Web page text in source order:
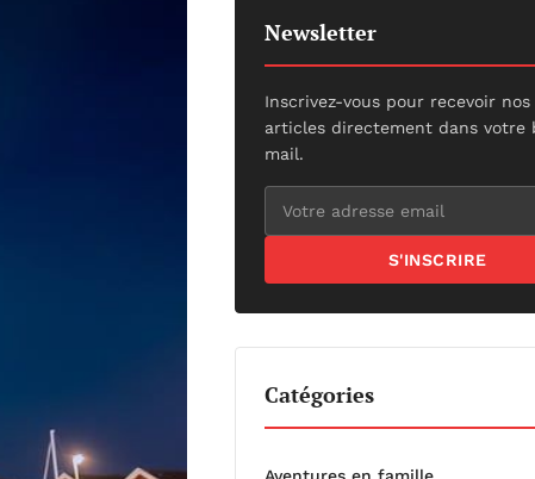
Newsletter
Inscrivez-vous pour recevoir
articles directement dans votre
mail.
S'INSCRIRE
Catégories